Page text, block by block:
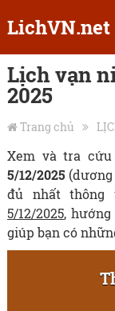
LichVN.net
Lịch vạn
2025
Trang chủ
Xem và tra
5/12/2025
đủ nhất
5/12/2025,
giúp bạn có